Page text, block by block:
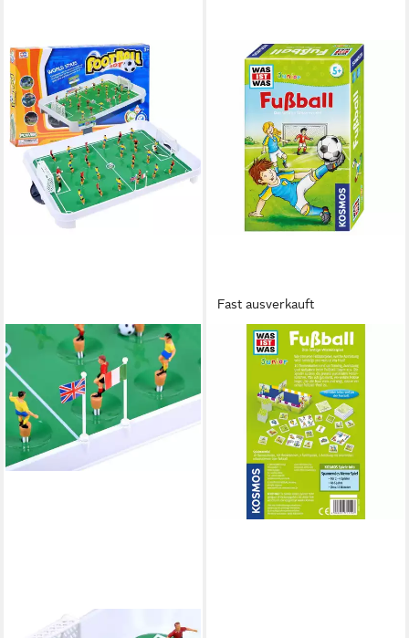
Fast ausverkauft
KOSMOS
Spiel Was ist was - Junior
ab 11,30 €
in 3-4 Werktagen bei dir